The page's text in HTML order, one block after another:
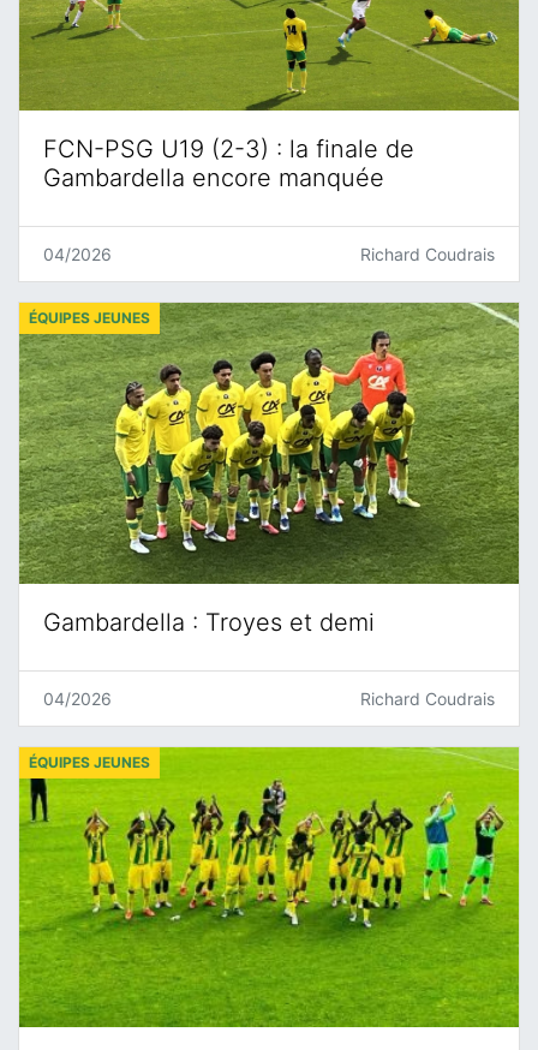
FCN-PSG U19 (2-3) : la finale de
Gambardella encore manquée
04/2026 Richard Coudrais
Gambardella : Troyes et demi
ÉQUIPES JEUNES
04/2026 Richard Coudrais
ÉQUIPES JEUNES